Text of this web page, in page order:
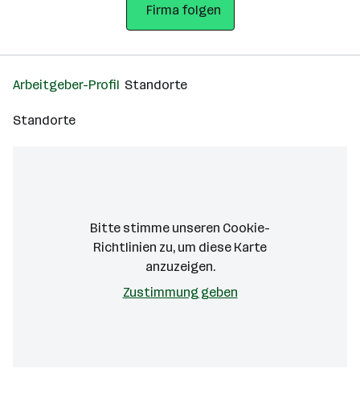
Firma folgen
Arbeitgeber-Profil Standorte
Standorte
Bitte stimme unseren Cookie-
Richtlinien zu, um diese Karte
anzuzeigen.
Zustimmung geben